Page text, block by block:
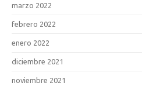
marzo 2022
febrero 2022
enero 2022
diciembre 2021
noviembre 2021